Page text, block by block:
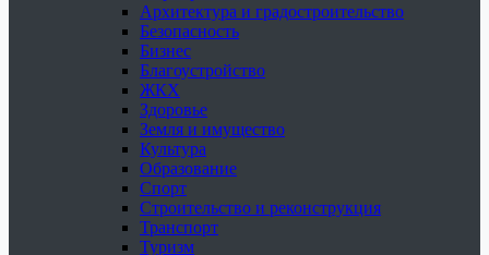
Архитектура и градостроительство
Безопасность
Бизнес
Благоустройство
ЖКХ
Здоровье
Земля и имущество
Культура
Образование
Спорт
Строительство и реконструкция
Транспорт
Туризм